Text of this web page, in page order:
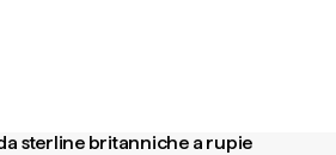
sterline britanniche a rupie